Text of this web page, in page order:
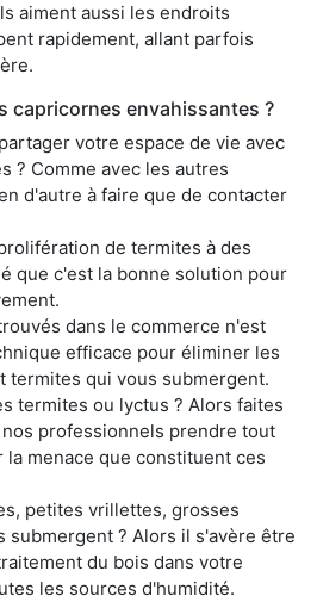
aiment aussi les endroits
rapidement, allant parfois
capricornes envahissantes ?
votre espace de vie avec
? Comme avec les autres
d'autre à faire que de contacter
de termites à des
que c'est la bonne solution pour
dans le commerce n'est
efficace pour éliminer les
termites qui vous submergent.
termites ou lyctus ? Alors faites
professionnels prendre tout
menace que constituent ces
petites vrillettes, grosses
submergent ? Alors il s'avère être
du bois dans votre
les sources d'humidité.